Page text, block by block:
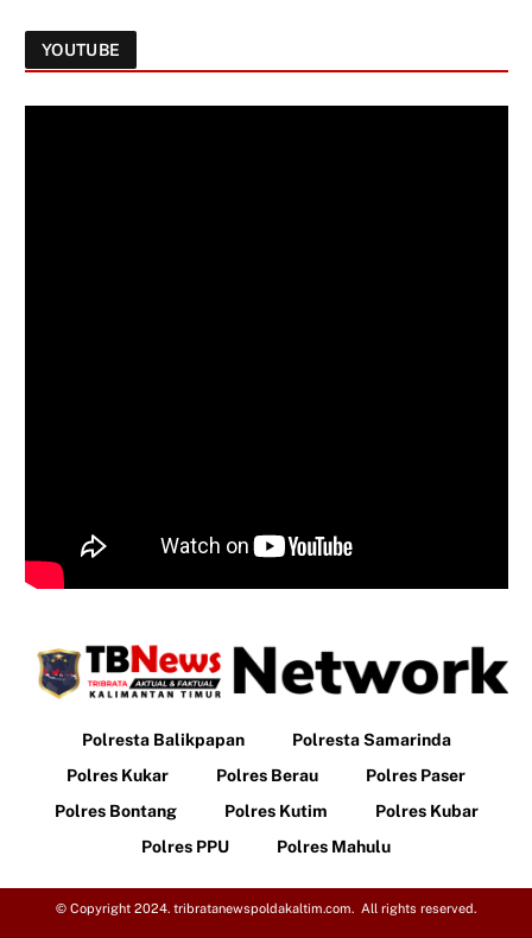
YOUTUBE
Polresta Balikpapan
Polresta Samarinda
Polres Kukar
Polres Berau
Polres Paser
Polres Bontang
Polres Kutim
Polres Kubar
Polres PPU
Polres Mahulu
© Copyright 2024. tribratanewspoldakaltim.com. All rights reserved.